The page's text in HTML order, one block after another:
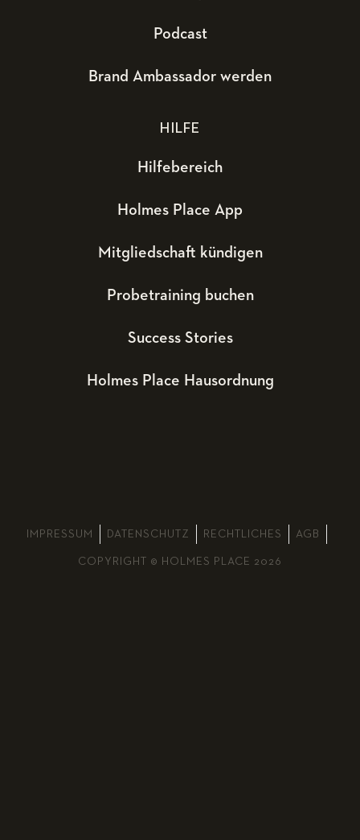
Podcast
Brand Ambassador werden
HILFE
Hilfebereich
Holmes Place App
Mitgliedschaft kündigen
Probetraining buchen
Success Stories
Holmes Place Hausordnung
IMPRESSUM DATENSCHUTZ RECHTLICHES AGB
COPYRIGHT © HOLMES PLACE 2026